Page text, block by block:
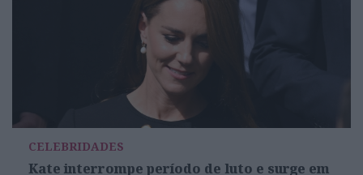
CELEBRIDADES
Kate interrompe período de luto e surge em